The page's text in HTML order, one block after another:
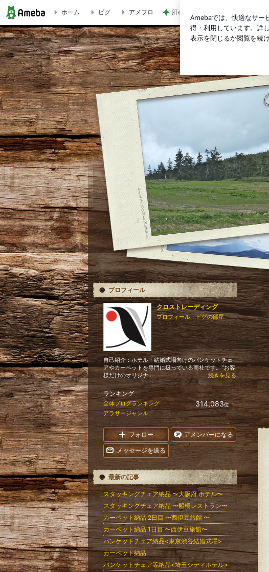
クロストレーディングのブログ
ホーム ピグ アメブロ 肝心な物を買い忘れたお買い物
プロフィール
クロストレーディング
プロフィール｜ピグの部屋
自己紹介：ホテル・結婚式場向けのバンケットチェ
アやカーペットを専門に扱っている商社です。"お客
様だけのオリジナ...
続きを見る
ランキング
全体ブログランキング 314,083位 ↑
ラ
ン
キ
ン
グ
上
昇
アラサージャンル
フォロー アメンバーになる
メッセージを送る
最新の記事
スタッキングチェア納品 〜大阪府 ホテル〜
スタッキングチェア納品 〜船橋レストラン〜
カーペット納品 2日目 〜西伊豆旅館 〜
カーペット納品 1日目 〜西伊豆旅館〜
バンケットチェア納品<東京渋谷結婚式場>
カーペット納品
バンケットチェア等納品<埼玉シティホテル>